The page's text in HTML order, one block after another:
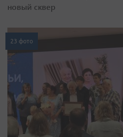
новый сквер
23 фото